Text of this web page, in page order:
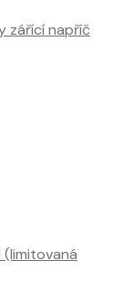
zářící napříč
(limitovaná